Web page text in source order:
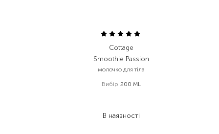
Cottage
Smoothie Passion
молочко для тіла
Вибір 200 ML
В наявності